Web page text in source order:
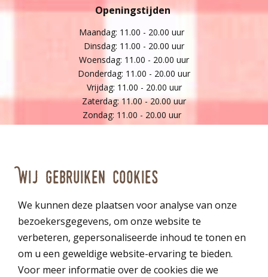
Openingstijden
Maandag: 11.00 - 20.00 uur
Dinsdag: 11.00 - 20.00 uur
Woensdag: 11.00 - 20.00 uur
Donderdag: 11.00 - 20.00 uur
Vrijdag: 11.00 - 20.00 uur
Zaterdag: 11.00 - 20.00 uur
Zondag: 11.00 - 20.00 uur
*keuken op zaterdag en zondag geopend vanaf 12.00 uur
Parkeerplaats vol? Parkeer dan bij De Hoeve van Nunspeet en
Pannenkoekenhuis Wezep
Parc de Zwijger 1
Wij gebruiken cookies
We kunnen deze plaatsen voor analyse van onze
bezoekersgegevens, om onze website te
verbeteren, gepersonaliseerde inhoud te tonen en
om u een geweldige website-ervaring te bieden.
Voor meer informatie over de cookies die we